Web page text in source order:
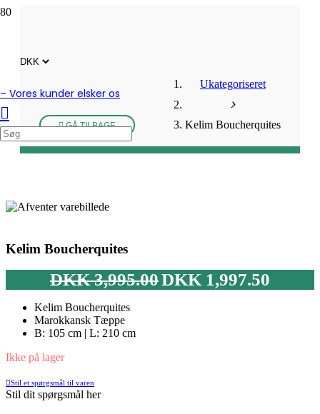
– Vores kunder elsker os
GÅ TILBAGE
Ukategoriseret
Kelim Boucherquites
Kelim Boucherquites
DKK3,995.00 Den
oprindelige
DKK1,997.50aktuelle
Kelim Boucherquites
Marokkansk Tæppe
B: 105 cm | L: 210 cm
Ikke på lager
Stil et spørgsmål til varen
Stil dit spørgsmål her